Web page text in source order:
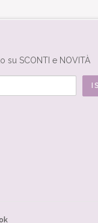
su SCONTI e NOVITÀ